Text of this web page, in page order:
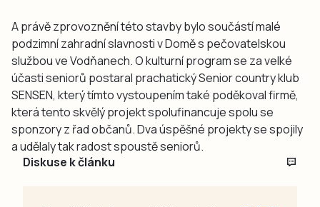
A právě zprovoznění této stavby bylo součástí malé
podzimní zahradní slavnosti v Domě s pečovatelskou
službou ve Vodňanech. O kulturní program se za velké
účasti seniorů postaral prachatický Senior country klub
SENSEN, který tímto vystoupením také poděkoval firmě,
která tento skvělý projekt spolufinancuje spolu se
sponzory z řad občanů. Dva úspěšné projekty se spojily
a udělaly tak radost spoustě seniorů.
Diskuse k článku